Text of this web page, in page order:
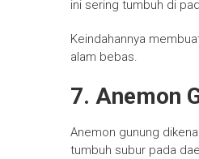
ini sering tumbuh di
Keindahannya
alam bebas.
7. Anemon
Anemon gunung
tumbuh subur pada